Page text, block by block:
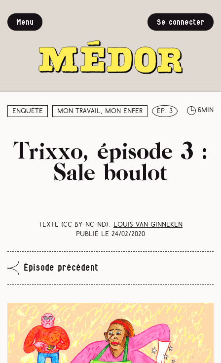
Menu Se connecter
Enquête Mon travail, mon enfer ép. 3 6min
Trixxo, épisode 3 :
Sale boulot
Texte (CC BY-NC-ND) :
Louis Van Ginneken
Publié le 24/02/2020
Épisode précédent